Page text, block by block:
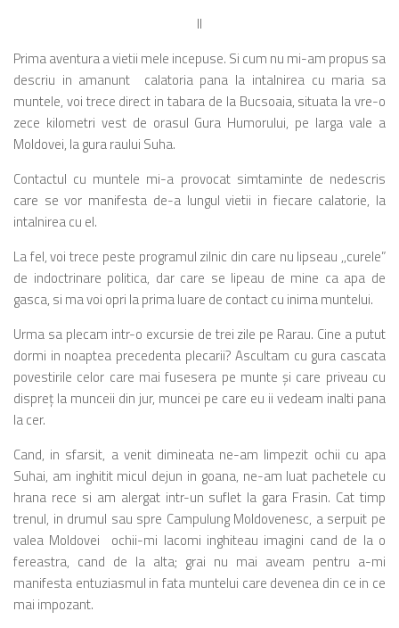
II
Prima aventura a vietii mele incepuse. Si cum nu mi-am propus sa
descriu in amanunt calatoria pana la intalnirea cu maria sa
muntele, voi trece direct in tabara de la Bucsoaia, situata la vre-o
zece kilometri vest de orasul Gura Humorului, pe larga vale a
Moldovei, la gura raului Suha.
Contactul cu muntele mi-a provocat simtaminte de nedescris
care se vor manifesta de-a lungul vietii in fiecare calatorie, la
intalnirea cu el.
La fel, voi trece peste programul zilnic din care nu lipseau ,,curele”
de indoctrinare politica, dar care se lipeau de mine ca apa de
gasca, si ma voi opri la prima luare de contact cu inima muntelui.
Urma sa plecam intr-o excursie de trei zile pe Rarau. Cine a putut
dormi in noaptea precedenta plecarii? Ascultam cu gura cascata
povestirile celor care mai fusesera pe munte şi care priveau cu
dispreţ la munceii din jur, muncei pe care eu ii vedeam inalti pana
la cer.
Cand, in sfarsit, a venit dimineata ne-am limpezit ochii cu apa
Suhai, am inghitit micul dejun in goana, ne-am luat pachetele cu
hrana rece si am alergat intr-un suflet la gara Frasin. Cat timp
trenul, in drumul sau spre Campulung Moldovenesc, a serpuit pe
valea Moldovei ochii-mi lacomi inghiteau imagini cand de la o
fereastra, cand de la alta; grai nu mai aveam pentru a-mi
manifesta entuziasmul in fata muntelui care devenea din ce in ce
mai impozant.